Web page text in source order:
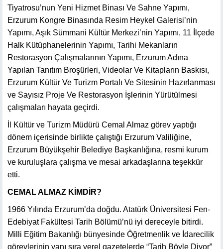
Tiyatrosu’nun Yeni Hizmet Binası Ve Sahne Yapımı,
Erzurum Kongre Binasında Resim Heykel Galerisi’nin
Yapımı, Aşık Sümmani Kültür Merkezi’nin Yapımı, 11 İlçede
Halk Kütüphanelerinin Yapımı, Tarihi Mekanların
Restorasyon Çalışmalarının Yapımı, Erzurum Adına
Yapılan Tanıtım Broşürleri, Videolar Ve Kitapların Baskısı,
Erzurum Kültür Ve Turizm Portalı Ve Sitesinin Hazırlanması
ve Sayısız Proje Ve Restorasyon İşlerinin Yürütülmesi
çalışmaları hayata geçirdi.
İl Kültür ve Turizm Müdürü Cemal Almaz görev yaptığı
dönem içerisinde birlikte çalıştığı Erzurum Valiliğine,
Erzurum Büyükşehir Belediye Başkanlığına, resmi kurum
ve kuruluşlara çalışma ve mesai arkadaşlarına teşekkür
etti.
CEMAL ALMAZ KİMDİR?
1966 Yılında Erzurum’da doğdu. Atatürk Üniversitesi Fen-
Edebiyat Fakültesi Tarih Bölümü’nü iyi dereceyle bitirdi.
Milli Eğitim Bakanlığı bünyesinde Öğretmenlik ve İdarecilik
görevlerinin yanı sıra yerel gazetelerde “Tarih Böyle Diyor”